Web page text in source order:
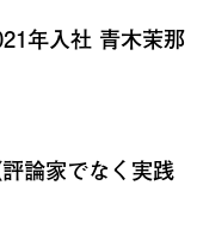
年入社 青木茉那
論家でなく実践